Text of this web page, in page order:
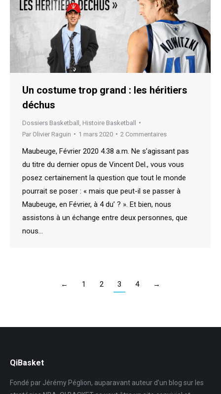
Un costume trop grand : les héritiers
déchus
Dossiers Basketball
Histoire Basketball
Par Olivier Raguin 1 mars 2020 2 Commentaires
Maubeuge, Février 2020 4.38 a.m. Ne s’agissant pas
du titre du dernier opus de Vincent Del., vous vous
posez certainement la question que tout le monde
pourrait se poser : « mais que peut-il se passer à
Maubeuge, en Février, à 4 du’ ? ». Et bien, nous
assistons à un échange entre deux personnes, que
nous…
← 1 2 3 4 →
QiBasket
Fondé par Jérémy Péglion, auparavant auteur d’un blog sur les